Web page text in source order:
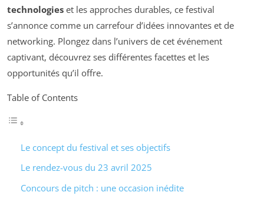
technologies et les approches durables, ce festival
s’annonce comme un carrefour d’idées innovantes et de
networking. Plongez dans l’univers de cet événement
captivant, découvrez ses différentes facettes et les
opportunités qu’il offre.
Table of Contents
Le concept du festival et ses objectifs
Le rendez-vous du 23 avril 2025
Concours de pitch : une occasion inédite